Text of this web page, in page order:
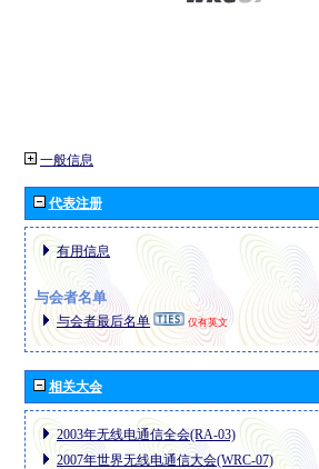
一般信息
代表注册
有用信息
与会者名单
与会者最后名单 仅有英文
相关大会
2003年无线电通信全会(RA-03)
2007年世界无线电通信大会(WRC-07)